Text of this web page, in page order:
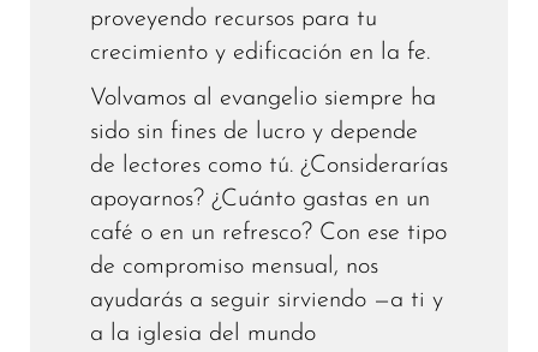
proveyendo recursos para tu
crecimiento y edificación en la fe.
Volvamos al evangelio siempre ha
sido sin fines de lucro y depende
de lectores como tú. ¿Considerarías
apoyarnos? ¿Cuánto gastas en un
café o en un refresco? Con ese tipo
de compromiso mensual, nos
ayudarás a seguir sirviendo —a ti y
a la iglesia del mundo